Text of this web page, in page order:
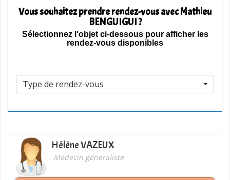
Vous souhaitez prendre rendez-vous avec Mathieu
BENGUIGUI ?
Sélectionnez l'objet ci-dessous pour afficher les
rendez-vous disponibles
Type de rendez-vous
Hélène VAZEUX
Médecin généraliste